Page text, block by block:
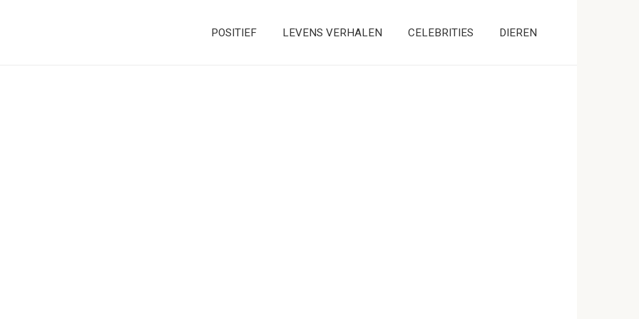
POSITIEF LEVENS VERHALEN CELEBRITIES DIEREN